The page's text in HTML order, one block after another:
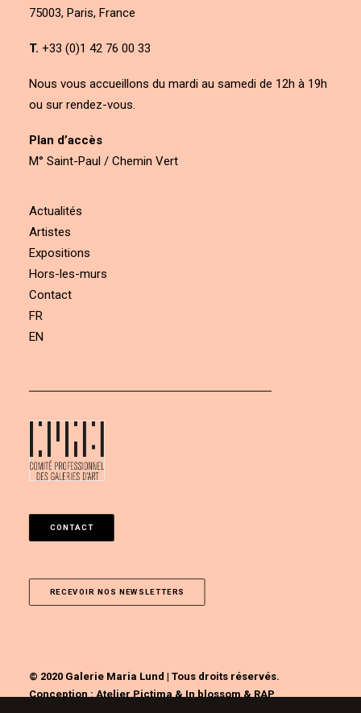
75003, Paris, France
T. +33 (0)1 42 76 00 33
Nous vous accueillons du mardi au samedi de 12h à 19h
ou sur rendez-vous.
Plan d’accès
M° Saint-Paul / Chemin Vert
Actualités
Artistes
Expositions
Hors-les-murs
Contact
FR
EN
CONTACT
RECEVOIR NOS NEWSLETTERS
© 2020 Galerie Maria Lund | Tous droits réservés.
Conception :Atelier Pictima&In blossom&RAP